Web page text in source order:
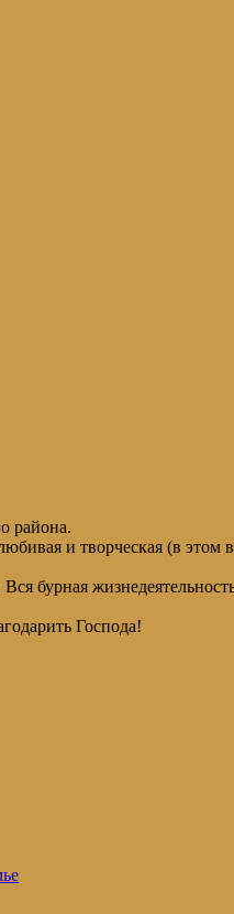
района.
и творческая (в этом
бурная
Господа!